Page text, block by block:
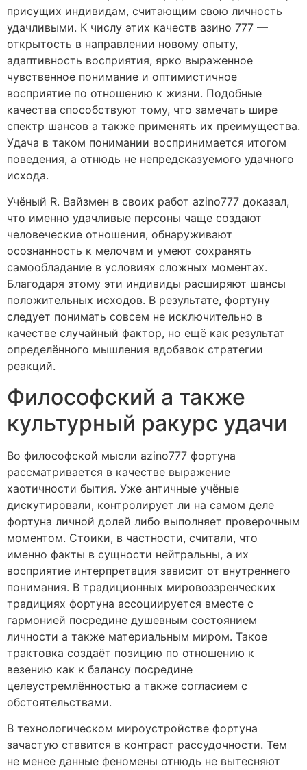
присущих индивидам, считающим свою личность
удачливыми. К числу этих качеств азино 777 —
открытость в направлении новому опыту,
адаптивность восприятия, ярко выраженное
чувственное понимание и оптимистичное
восприятие по отношению к жизни. Подобные
качества способствуют тому, что замечать шире
спектр шансов а также применять их преимущества.
Удача в таком понимании воспринимается итогом
поведения, а отнюдь не непредсказуемого удачного
исхода.
Учёный R. Вайзмен в своих работ azino777 доказал,
что именно удачливые персоны чаще создают
человеческие отношения, обнаруживают
осознанность к мелочам и умеют сохранять
самообладание в условиях сложных моментах.
Благодаря этому эти индивиды расширяют шансы
положительных исходов. В результате, фортуну
следует понимать совсем не исключительно в
качестве случайный фактор, но ещё как результат
определённого мышления вдобавок стратегии
реакций.
Философский а также
культурный ракурс удачи
Во философской мысли azino777 фортуна
рассматривается в качестве выражение
хаотичности бытия. Уже античные учёные
дискутировали, контролирует ли на самом деле
фортуна личной долей либо выполняет проверочным
моментом. Стоики, в частности, считали, что
именно факты в сущности нейтральны, а их
восприятие интерпретация зависит от внутреннего
понимания. В традиционных мировоззренческих
традициях фортуна ассоциируется вместе с
гармонией посредине душевным состоянием
личности а также материальным миром. Такое
трактовка создаёт позицию по отношению к
везению как к балансу посредине
целеустремлённостью а также согласием с
обстоятельствами.
В технологическом мироустройстве фортуна
зачастую ставится в контраст рассудочности. Тем
не менее данные феномены отнюдь не вытесняют